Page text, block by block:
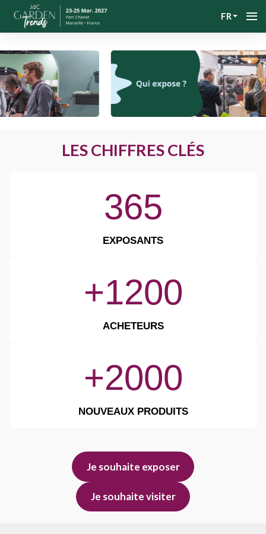
FR
LES CHIFFRES CLÉS
365
EXPOSANTS
+1200
ACHETEURS
+2000
NOUVEAUX PRODUITS
Je souhaite exposer
Je souhaite visiter